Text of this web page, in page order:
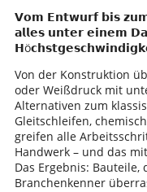
𝗩𝗼𝗺 𝗘𝗻𝘁𝘄𝘂𝗿𝗳 𝗯𝗶𝘀 𝘇𝘂𝗺
𝗮𝗹𝗹𝗲𝘀 𝘂𝗻𝘁𝗲𝗿 𝗲𝗶𝗻𝗲𝗺
Von der Konstruktion
oder Weißdruck mit
Alternativen zum
Gleitschleifen,
greifen alle
Handwerk – und das
Das Ergebnis:
Branchenkenner